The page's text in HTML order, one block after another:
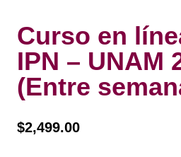
Curso en
IPN – UNAM
(Entre
$2,499.00